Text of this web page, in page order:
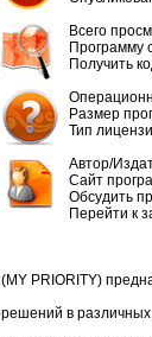
Всего
Программу
Получить
Размер
Тип
Автор/
Cайт
Обсудить
Перейти к
(MY PRIORITY)
решений в различных